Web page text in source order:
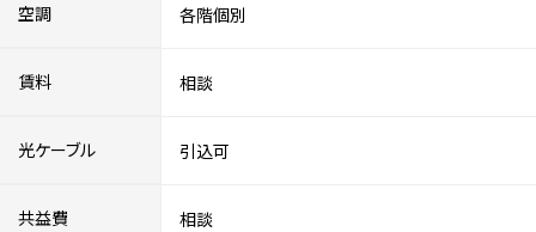
空調 各階個別
賃料 相談
光ケーブル 引込可
共益費 相談